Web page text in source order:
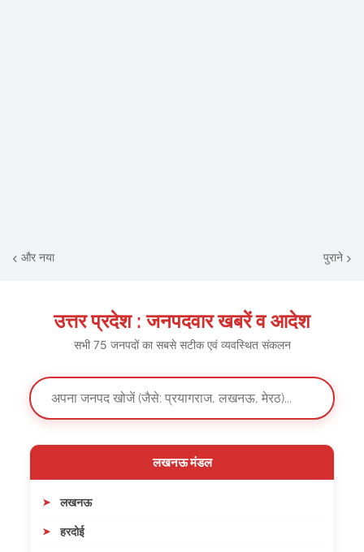
और नया पुराने
उत्तर प्रदेश : जनपदवार खबरें व आदेश
सभी 75 जनपदों का सबसे सटीक एवं व्यवस्थित संकलन
लखनऊ मंडल
लखनऊ
हरदोई